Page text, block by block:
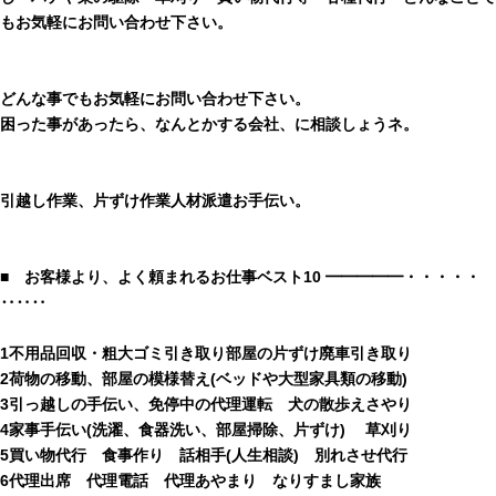
もお気軽にお問い合わせ下さい。
どんな事でもお気軽にお問い合わせ下さい。
困った事があったら、なんとかする会社、に相談しょうネ。
引越し作業、片ずけ作業人材派遣お手伝い。
■ お客様より、よく頼まれるお仕事ベスト10 ━━━━━・・・・・
‥‥‥
1不用品回収・粗大ゴミ引き取り部屋の片ずけ廃車引き取り
2荷物の移動、部屋の模様替え(ベッドや大型家具類の移動)
3引っ越しの手伝い、免停中の代理運転 犬の散歩えさやり
4家事手伝い(洗濯、食器洗い、部屋掃除、片ずけ) 草刈り
5買い物代行 食事作り 話相手(人生相談) 別れさせ代行
6代理出席 代理電話 代理あやまり なりすまし家族